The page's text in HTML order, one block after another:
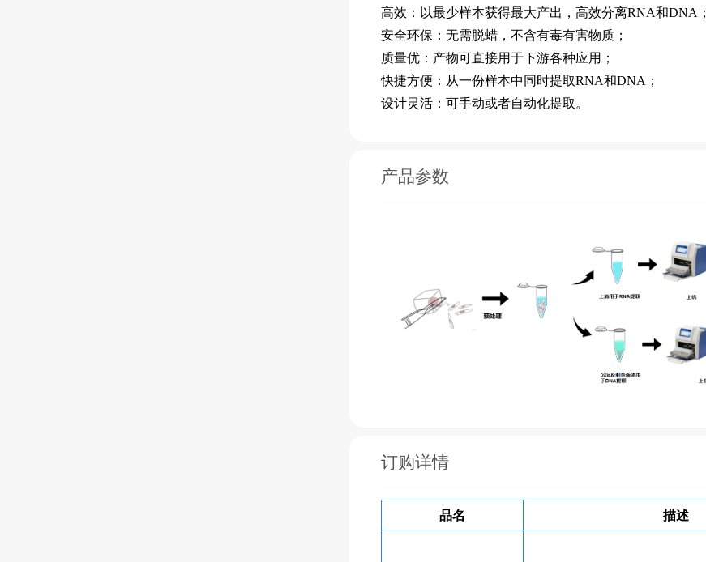
高效：以最少样本获得最大产出，高效分离RNA和DNA；
安全环保：无需脱蜡，不含有毒有害物质；
质量优：产物可直接用于下游各种应用；
快捷方便：从一份样本中同时提取RNA和DNA；
设计灵活：可手动或者自动化提取。
产品参数
订购详情
品名 描述